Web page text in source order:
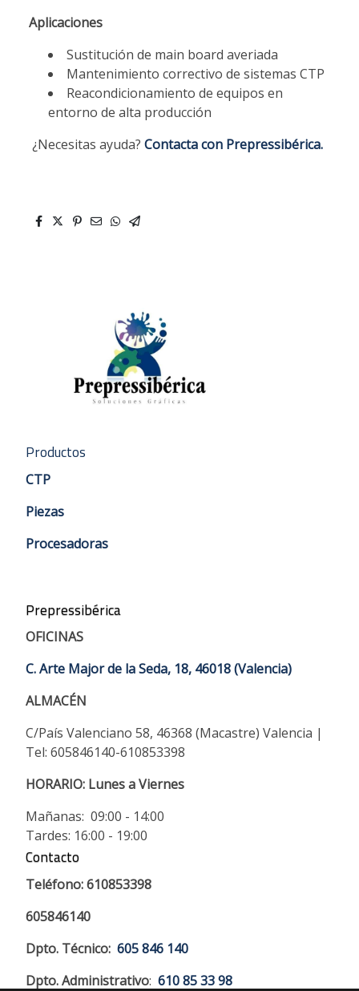
Aplicaciones
Sustitución de main board averiada
Mantenimiento correctivo de sistemas CTP
Reacondicionamiento de equipos en
entorno de alta producción
¿Necesitas ayuda? Contacta con Prepressibérica.
Productos
CTP
Piezas
Procesadoras
Prepressibérica
OFICINAS
C. Arte Major de la Seda, 18, 46018 (Valencia)
ALMACÉN
C/País Valenciano 58, 46368 (Macastre) Valencia |
Tel: 605846140-610853398
HORARIO: Lunes a Viernes
Mañanas: 09:00 - 14:00
Tardes: 16:00 - 19:00
Contacto
Teléfono: 610853398
605846140
Dpto. Técnico: 605 846 140
Dpto. Administrativo: 610 85 33 98